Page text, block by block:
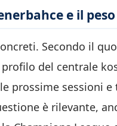
e il
Secondo il
del centrale
prossime sessioni
è rilevante,